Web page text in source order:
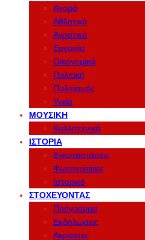
Αγορά
Αθλητικά
Αγροτικά
Εργασία
Οικονομικά
Πολιτική
Πολιτισμός
Υγεία
ΜΟΥΣΙΚΉ
Καλλιτεχνικά
ΙΣΤΟΡΊΑ
Εγκαταστάσεις
Φωτογραφίες
Ιστορικό
ΣΤΟΧΕΎΟΝΤΑΣ
Πρόγραμμα
Εκδηλώσεις
Ακροατές